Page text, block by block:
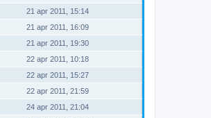
21 apr 2011, 15:14
21 apr 2011, 16:09
21 apr 2011, 19:30
22 apr 2011, 10:18
22 apr 2011, 15:27
22 apr 2011, 21:59
24 apr 2011, 21:04